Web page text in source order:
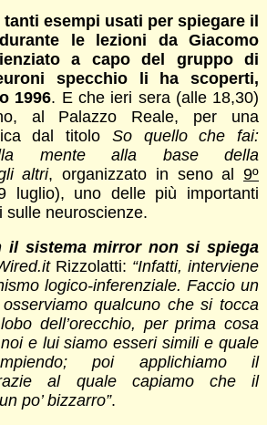
esempi usati per spiegare il
le lezioni da Giacomo
a capo del gruppo di
specchio li ha scoperti,
1996. E che ieri sera (alle 18,30)
al Palazzo Reale, per una
dal titolo So quello che fai:
mente alla base della
altri, organizzato in seno al9º
luglio), uno delle più importanti
sulle neuroscienze.
il sistema mirror non si spiega
Rizzolatti: “Infatti, interviene
logico-inferenziale. Faccio un
qualcuno che si tocca
dell’orecchio, per prima cosa
e lui siamo esseri simili e quale
poi applichiamo il
al quale capiamo che il
po’ bizzarro”.